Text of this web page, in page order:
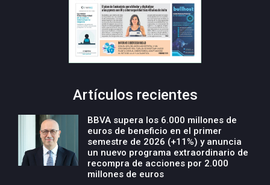
Artículos recientes
BBVA supera los 6.000 millones de
euros de beneficio en el primer
semestre de 2026 (+11%) y anuncia
un nuevo programa extraordinario de
recompra de acciones por 2.000
millones de euros